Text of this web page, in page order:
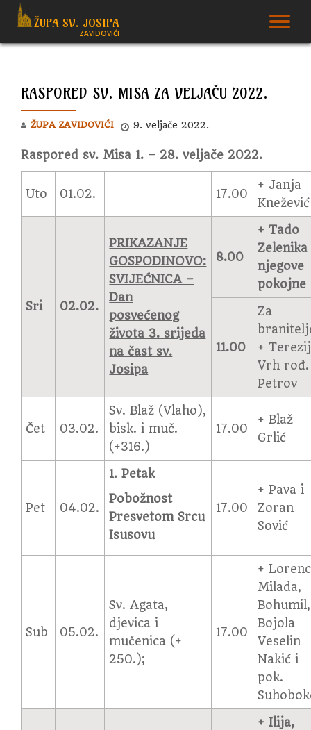
to
ŽUPA SV. JOSIPA
ZAVIDOVIĆI
RASPORED SV. MISA ZA VELJAČU 2022.
ŽUPA ZAVIDOVIĆI 9. veljače 2022.
Raspored sv. Misa 1. – 28. veljače 2022.
Uto 01.02. 17.00
+ Janja
Knežević
Sri 02.02.
PRIKAZANJE
GOSPODINOVO:
SVIJEĆNICA –
Dan
posvećenog
života 3. srijeda
na čast sv.
Josipa
8.00
+ Tado
Zelenika
njegove
pokojne
11.00
Za
+
Vrh rođ.
Petrov
Čet 03.02.
Sv. Blaž (Vlaho),
bisk. i muč.
(+316.)
17.00
+ Blaž
Grlić
Pet 04.02.
1. Petak
Pobožnost
Presvetom Srcu
Isusovu
17.00
+ Pava i
Zoran
Sović
Sub 05.02.
Sv. Agata,
djevica i
mučenica (+
250.);
17.00
+
Milada,
Bohumil,
Bojola
Veselin
Nakić i
pok.
+ Ilija,